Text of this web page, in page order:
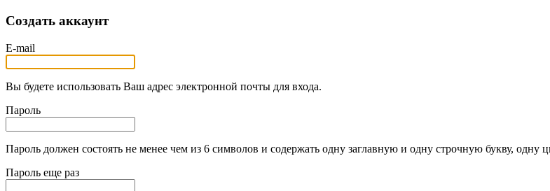
Создать аккаунт
E-mail
Вы будете использовать Ваш адрес электронной почты для входа.
Пароль
Пароль должен состоять не менее чем из 6 символов и содержать одну заглавную и одну строчную букву,
Пароль еще раз